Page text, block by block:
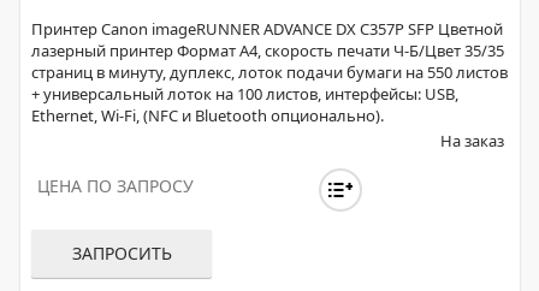
Принтер Canon imageRUNNER ADVANCE DX C357P SFP Цветной
лазерный принтер Формат А4, скорость печати Ч-Б/Цвет 35/35
страниц в минуту, дуплекс, лоток подачи бумаги на 550 листов
+ универсальный лоток на 100 листов, интерфейсы: USB,
Ethernet, Wi-Fi, (NFC и Bluetooth опционально).
На заказ
ЦЕНА ПО ЗАПРОСУ
ЗАПРОСИТЬ